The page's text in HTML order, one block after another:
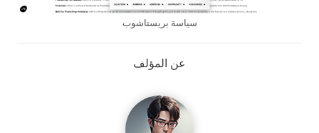
سياسة بريستاشوب
عن المؤلف